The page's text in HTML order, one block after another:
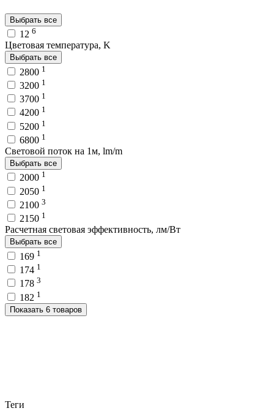
Выбрать все
12 6
Цветовая температура, K
Выбрать все
2800 1
3200 1
3700 1
4200 1
5200 1
6800 1
Световой поток на 1м, lm/m
Выбрать все
2000 1
2050 1
2100 3
2150 1
Расчетная световая эффективность, лм/Вт
Выбрать все
169 1
174 1
178 3
182 1
Показать 6 товаров
Теги